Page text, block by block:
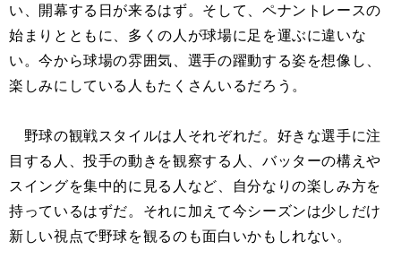
い、開幕する日が来るはず。そして、ペナントレースの
始まりとともに、多くの人が球場に足を運ぶに違いな
い。今から球場の雰囲気、選手の躍動する姿を想像し、
楽しみにしている人もたくさんいるだろう。
野球の観戦スタイルは人それぞれだ。好きな選手に注
目する人、投手の動きを観察する人、バッターの構えや
スイングを集中的に見る人など、自分なりの楽しみ方を
持っているはずだ。それに加えて今シーズンは少しだけ
新しい視点で野球を観るのも面白いかもしれない。